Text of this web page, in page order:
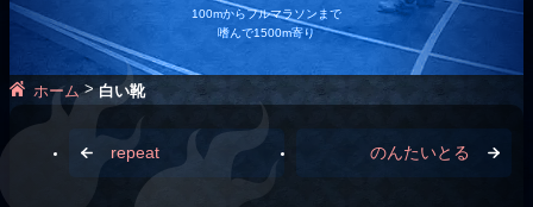
100mからフルマラソンまで
嗜んで1500m寄り
ホーム>白い靴
repeat のんたいとる